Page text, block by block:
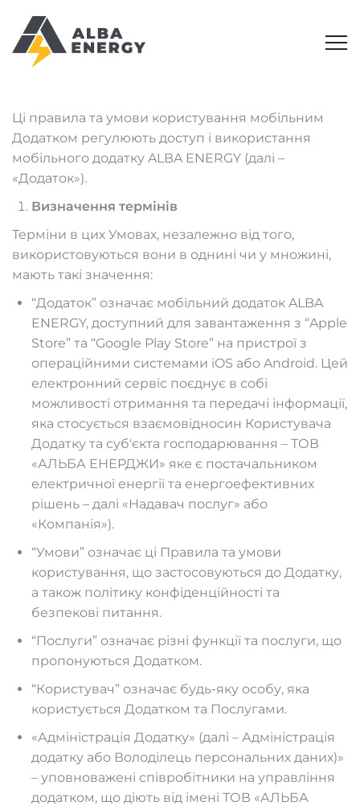
Ці правила та умови користування мобільним
Додатком регулюють доступ і використання
мобільного додатку ALBA ENERGY (далі –
«Додаток»).
Визначення термінів
Терміни в цих Умовах, незалежно від того,
використовуються вони в однині чи у множині,
мають такі значення:
“Додаток” означає мобільний додаток ALBA
ENERGY, доступний для завантаження з “Apple
Store” та “Google Play Store” на пристрої з
операційними системами iOS або Android. Цей
електронний сервіс поєднує в собі
можливості отримання та передачі інформації,
яка стосується взаємовідносин Користувача
Додатку та суб′єкта господарювання – ТОВ
«АЛЬБА ЕНЕРДЖИ» яке є постачальником
електричної енергії та енергоефективних
рішень – далі «Надавач послуг» або
«Компанія»).
“Умови” означає ці Правила та умови
користування, що застосовуються до Додатку,
а також політику конфіденційності та
безпекові питання.
“Послуги” означає різні функції та послуги, що
пропонуються Додатком.
“Користувач” означає будь-яку особу, яка
користується Додатком та Послугами.
«Адміністрація Додатку» (далі – Адміністрація
додатку або Володілець персональних даних)»
– уповноважені співробітники на управління
додатком, що діють від імені ТОВ «АЛЬБА